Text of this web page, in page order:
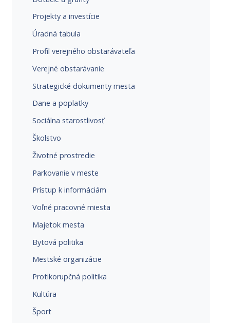
Projekty a investície
Úradná tabula
Profil verejného obstarávateľa
Verejné obstarávanie
Strategické dokumenty mesta
Dane a poplatky
Sociálna starostlivosť
Školstvo
Životné prostredie
Parkovanie v meste
Prístup k informáciám
Voľné pracovné miesta
Majetok mesta
Bytová politika
Mestské organizácie
Protikorupčná politika
Kultúra
Šport